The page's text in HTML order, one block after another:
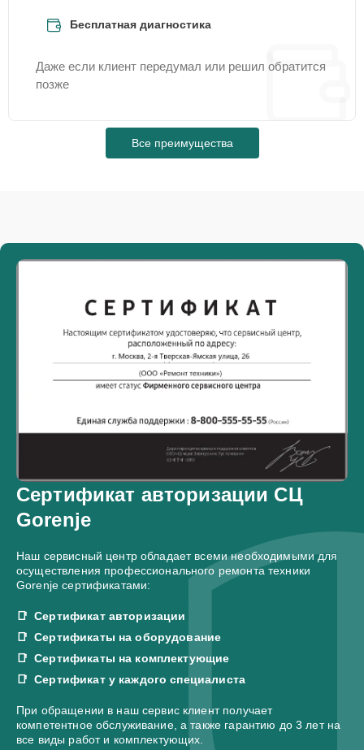
Бесплатная диагностика
Даже если клиент передумал или решил обратится
позже
Все преимущества
Сертификат авторизации СЦ
Gorenje
Наш сервисный центр обладает всеми необходимыми для
осуществления профессионального ремонта техники
Gorenje сертификатами:
Сертификат авторизации
Сертификаты на оборудование
Сертификаты на комплектующие
Сертификат у каждого специалиста
При обращении в наш сервис клиент получает
компетентное обслуживание, а также гарантию до 3 лет на
все виды работ и комплектующих.